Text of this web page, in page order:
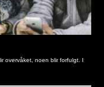
overvåket, noen blir forfulgt. I